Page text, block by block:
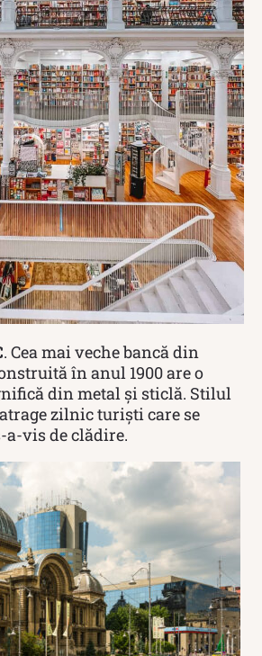
. Cea mai veche bancă din
în anul 1900 are o
din metal și sticlă. Stilul
zilnic turiști care se
a-vis de clădire.